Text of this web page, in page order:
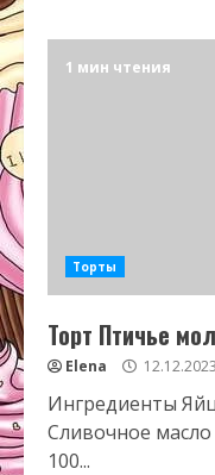
1 мин чтения
Торты
Торт Птичье
Elena 12.12.2023
Ингредиенты
Сливочное
100...